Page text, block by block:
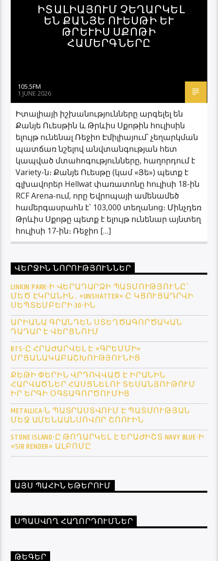
ԻՏԱԼԻԱՅՈՒՄ ՉԵՂԱՐԿԵԼ
ԵՆ ՔԱՆՅԵ ՈՒԵՍԹԻ ԵՒ
ԹՐԵՒԻՍ ՍՔՈԹԻ
ՀԱՄԵՐԳՆԵՐԸ
105.5FM
1 JUNE 2026
Իտալիայի իշխանությունները արգելել են
Քանյե Ուեսթին և Թրևիս Սքոթին հուլիսին
ելույթ ունենալ Ռեջիո Էմիլիայում՝ չեղարկման
պատճառ նշելով անվտանգության հետ
կապված մտահոգությունները, հաղորդում է
Variety-ն։ Քանյե Ուեսթը (կամ «Յե») պետք է
գլխավորեր Hellwat փառատոնը հուլիսի 18-ին
RCF Arena-ում, որը Եվրոպայի ամենամեծ
համերգասրահն է՝ 103,000 տեղանոց։ Մինչդեռ
Թրևիս Սքոթը պետք է ելույթ ունենար այնտեղ
հուլիսի 17-ին։ Ռեջիո […]
ՎԵՐՋԻՆ ՆՈՐՈՒԹՅՈՒՆՆԵՐ
LINKIN PARK-Ի ՎԵՐԱԴԱՐՁԻ ՊԱՏՄՈՒԹՅՈՒՆԸ՝
ՄԵԾ ԷԿՐԱՆԻՆ․ «UNSHATTER»-Ը ԿՑՈՒՑԱԴՐՎԻ
ՍԵՊՏԵՄԲԵՐԻ 30-ԻՆ
ԱՐԻԱՆԱ ԳՐԱՆԴԵՆ ՍՏԵՂԾԱԳՈՐԾԱԿԱՆ
ԴԱԴԱՐ Է ՎԵՐՑՆՈՒՄ
BTS-Ը ՀՐԱԺԱՐՎԵԼ Է «ԳՐԵՄՄԻ»
ՄՐՑԱՆԱԿԱԲԱՇԽՈՒԹՅՈՒՆԻՑ
ՔԵԹԻ ՓԵՐԻՆ ՎՐԴՈՎՎԱԾ Է ԻՐԱՆԻՆ
ՀԱՐՎԱԾՆԵՐ ՀԱՍՑՆԵԼՈՒ ՏԵՍԱՆՅՈՒԹՈՒՄ
ԻՐ ԵՐԳԻ ՕԳՏԱԳՈՐԾՈՒՄԻՑ
METALLICA-Ն ՊԱՏՐԱՍՏՎՈՒՄ Է ՊԱՏՄՈՒԹՅԱՆ
ՄԵՋ ԱՄԵՆԱԱՆՍՈՎՈՐ ՇՈՈՒԻՆ
STONE ISLAND-Ը ԹՈՂԱՐԿԵԼ Է ԵՐԱԺԻՇՏ NAVY BLUE-Ի
«SIR RENDER» ԱԼԲՈՄԸ
ԱՅՍ ՊԱՀԻՆ ԵԹԵՐՈՒՄ
ՍՊԱՍՎՈՂ ՀԱՂՈՐԴՈՒՄՆԵՐ
ԹԵԳԵՐ